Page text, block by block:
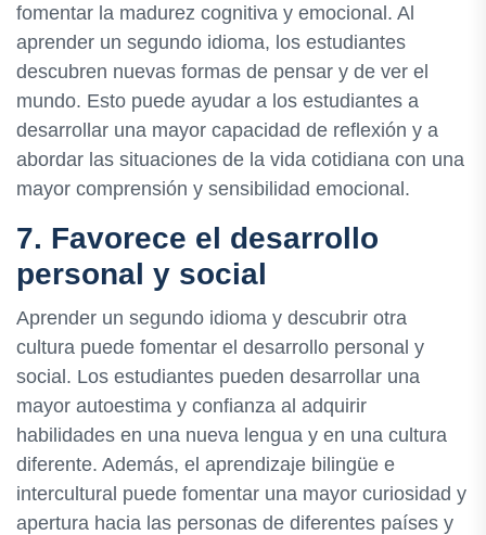
fomentar la madurez cognitiva y emocional. Al
aprender un segundo idioma, los estudiantes
descubren nuevas formas de pensar y de ver el
mundo. Esto puede ayudar a los estudiantes a
desarrollar una mayor capacidad de reflexión y a
abordar las situaciones de la vida cotidiana con una
mayor comprensión y sensibilidad emocional.
7. Favorece el desarrollo
personal y social
Aprender un segundo idioma y descubrir otra
cultura puede fomentar el desarrollo personal y
social. Los estudiantes pueden desarrollar una
mayor autoestima y confianza al adquirir
habilidades en una nueva lengua y en una cultura
diferente. Además, el aprendizaje bilingüe e
intercultural puede fomentar una mayor curiosidad y
apertura hacia las personas de diferentes países y